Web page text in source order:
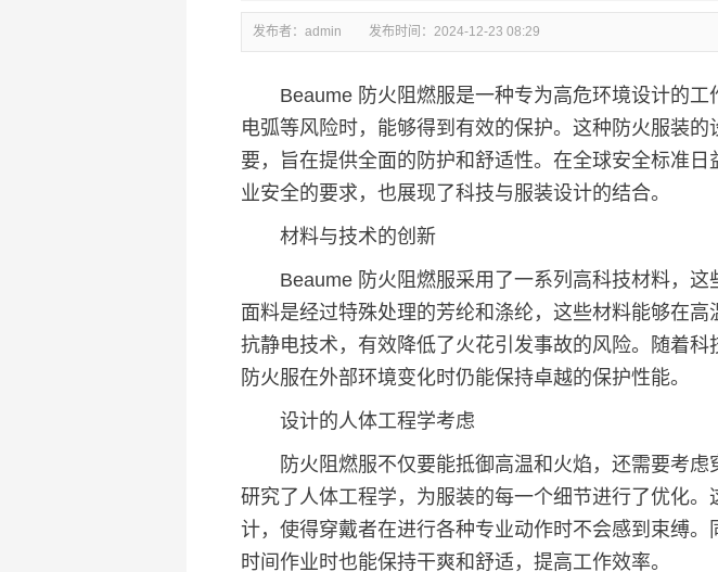
发布者：admin 发布时间： 2024-12-23 08:29
Beaume 防火阻燃服是一种专为高危环境设计的工
电弧等风险时，能够得到有效的保护。这种防火服装
要，旨在提供全面的防护和舒适性。在全球安全标准
业安全的要求，也展现了科技与服装设计的结合。
材料与技术的创新
Beaume 防火阻燃服采用了一系列高科技材料，这
面料是经过特殊处理的芳纶和涤纶，这些材料能够在
抗静电技术，有效降低了火花引发事故的风险。随着
防火服在外部环境变化时仍能保持卓越的保护性能。
设计的人体工程学考虑
防火阻燃服不仅要能抵御高温和火焰，还需要考虑
研究了人体工程学，为服装的每一个细节进行了优化
计，使得穿戴者在进行各种专业动作时不会感到束缚
时间作业时也能保持干爽和舒适，提高工作效率。